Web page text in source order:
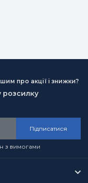
про акції і знижки?
розсилку
Підписатися
з вимогами